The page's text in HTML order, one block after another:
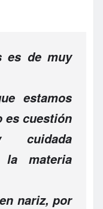
es de muy
estamos
es cuestión
cuidada
la materia
nariz, por